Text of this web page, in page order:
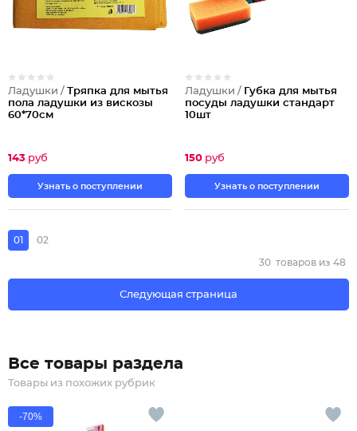
Ладушки / Тряпка для мытья
пола ладушки из вискозы
60*70см
143 руб
Узнать о поступлении
Ладушки / Губка для мытья
посуды ладушки стандарт
10шт
150 руб
Узнать о поступлении
01 02
Следующая страница
30 товаров из 48
Все товары раздела
Товары из похожих рубрик
-70%